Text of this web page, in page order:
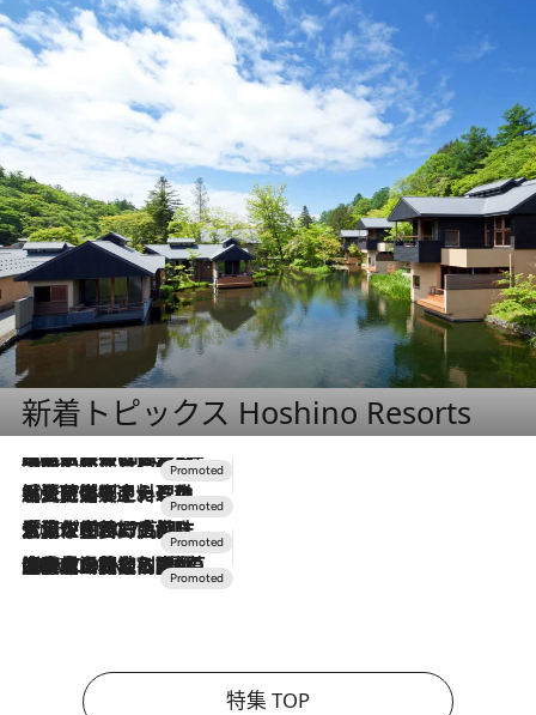
新着トピックス Hoshino Resorts
2026.7.31
【ホテル帰省】という選択肢をOMOが提案。家族とほどよい距離を保つには「昼は実家、夜は気兼ねなくホテルで！」
2026.7.24
【夏限定ディナーコース】旬を迎える稚鮎や花ズッキーニなどをイタリア・トスカーナの郷土料理の手法で満喫！
2026.7.17
「土佐和ハーブかき氷」がOMO7高知に登場！生姜、山椒、大葉など目にも舌にも涼を呼ぶ郷土の味
2026.7.10
NEW OPEN！【界 草津】名湯の地に誕生。趣の異なる2種の温泉と上州ならではの会席・蕎麦割烹など美食を味わう究極の癒やし旅
特集 TOP